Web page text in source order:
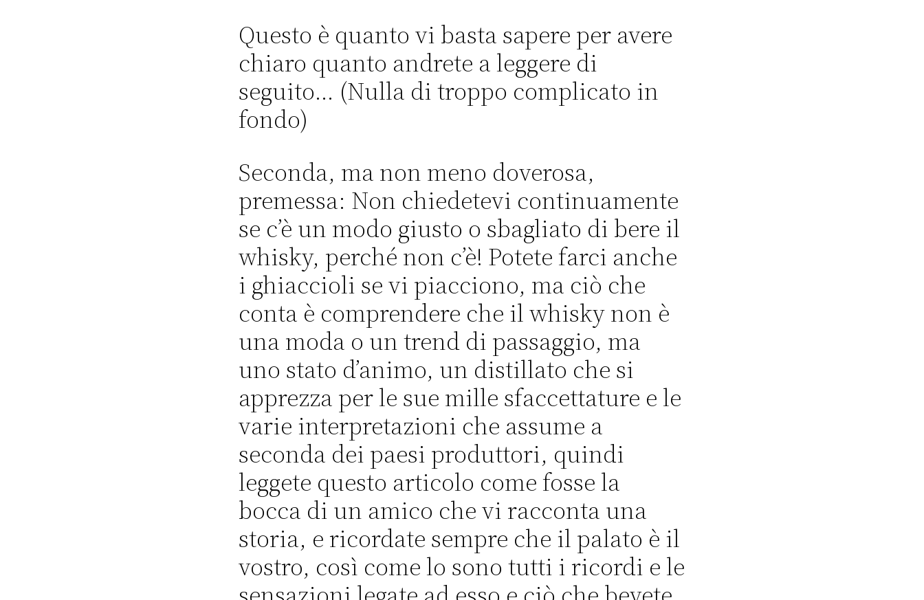
Questo è quanto vi basta sapere per avere
chiaro quanto andrete a leggere di
seguito… (Nulla di troppo complicato in
fondo)
Seconda, ma non meno doverosa,
premessa: Non chiedetevi continuamente
se c’è un modo giusto o sbagliato di bere il
whisky, perché non c’è! Potete farci anche
i ghiaccioli se vi piacciono, ma ciò che
conta è comprendere che il whisky non è
una moda o un trend di passaggio, ma
uno stato d’animo, un distillato che si
apprezza per le sue mille sfaccettature e le
varie interpretazioni che assume a
seconda dei paesi produttori, quindi
leggete questo articolo come fosse la
bocca di un amico che vi racconta una
storia, e ricordate sempre che il palato è il
vostro, così come lo sono tutti i ricordi e le